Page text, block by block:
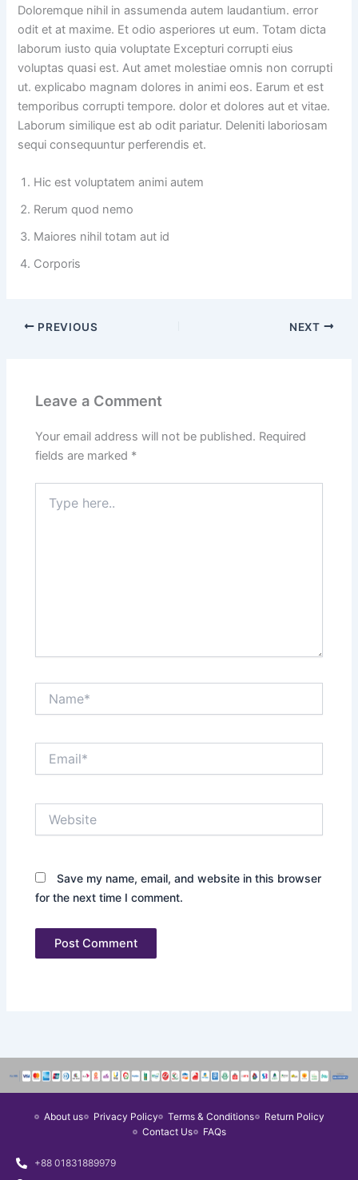
Doloremque nihil in assumenda autem laudantium. error
odit et at maxime. Et odio asperiores ut eum. Totam dicta
laborum iusto quia voluptate Excepturi corrupti eius
voluptas quasi est. Aut amet molestiae omnis non corrupti
ut. explicabo magnam dolores in animi eos. Earum et est
temporibus corrupti tempore. dolor et dolores aut et vitae.
Laborum similique est ab odit pariatur. Deleniti laboriosam
sequi consequuntur perferendis et.
Hic est voluptatem animi autem
Rerum quod nemo
Maiores nihil totam aut id
Corporis
PREVIOUS NEXT
Leave a Comment
Your email address will not be published. Required
fields are marked *
here..
Save my name, email, and website in this browser
for the next time I comment.
About us Privacy Policy Terms & Conditions
Return Policy
Contact Us
FAQs
+88 01831889979